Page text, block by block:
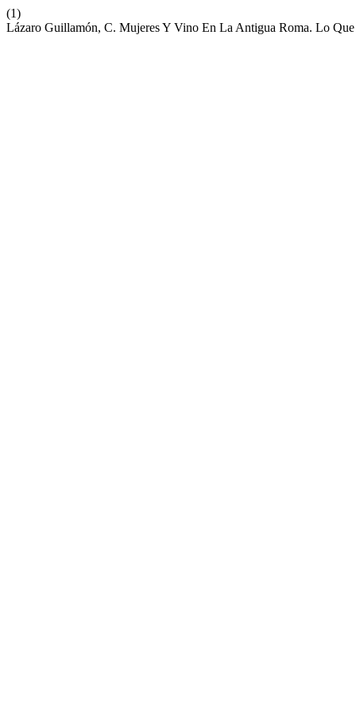
(1)
Lázaro Guillamón, C. Mujeres Y Vino En La Antigua Roma. Lo